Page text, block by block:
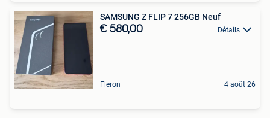
SAMSUNG Z FLIP 7 256GB Neuf
€ 580,00 Détails
Fleron 4 août 26